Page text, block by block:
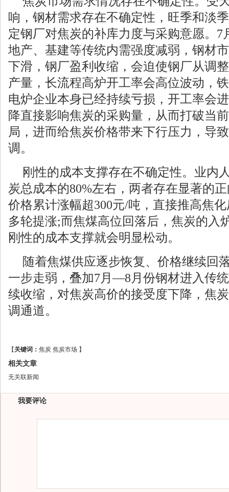
响，钢材需求存在不确定性，旺季和淡
定钢厂对焦炭的补库力度与采购意愿。
地产、基建等传统内需强度减弱，钢材
下滑，钢厂盈利收缩，会迫使钢厂从调
产量，长流程高炉开工率会高位波动，
电炉企业本身已经持续亏损，开工率会
降直接影响焦炭的采购量，从而打破当
局，进而给焦炭价格带来下行压力，导
调。
刚性的成本支撑存在不确定性。业内
炭总成本的80%左右，两者存在显著的
价格累计涨幅超300元/吨，直接推高焦
多轮提涨;而焦煤高位回落后，焦炭的入
刚性的成本支撑就会明显松动。
随着焦煤供应逐步恢复、价格继续回
一步走弱，叠加7月—8月份钢材进入传
续收缩，对焦炭高价的接受度下降，焦
调通道。
【 关键词： 焦炭 焦炭市场 】
相关文章
无关联新闻
我要评论